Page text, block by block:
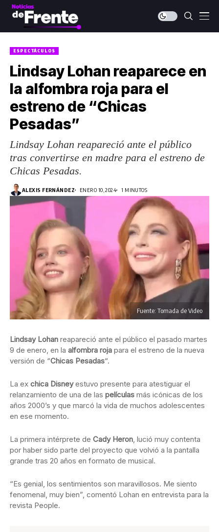
ESPECTÁCULOS
Lindsay Lohan reaparece en
la alfombra roja para el
estreno de “Chicas
Pesadas”
Lindsay Lohan reapareció ante el público
tras convertirse en madre para el estreno de
Chicas Pesadas.
ALEXIS FERNÁNDEZ ENERO 10, 2024 1 MINUTOS
Fuente: Tomada de Video
Lindsay Lohan reapareció ante el público el pasado martes
9 de enero, en la alfombra roja para el estreno de la nueva
versión de “Chicas Pesadas“.
La ex chica Disneyestuvo presente para atestiguar el
relanzamiento de una de las películas más icónicas de los
años 2000’s y que marcó la vida de muchos adolescentes
en ese momento.
La primera intérprete de Cady Heron, lució muy contenta
por haber sido parte del proyecto que volvió a la pantalla
grande tras 20 años en formato de musical.
“Es genial, los sentimientos son maravillosos. Me siento
fenomenal, muy bien”, comentó Lohan en entrevista para la
revista People.